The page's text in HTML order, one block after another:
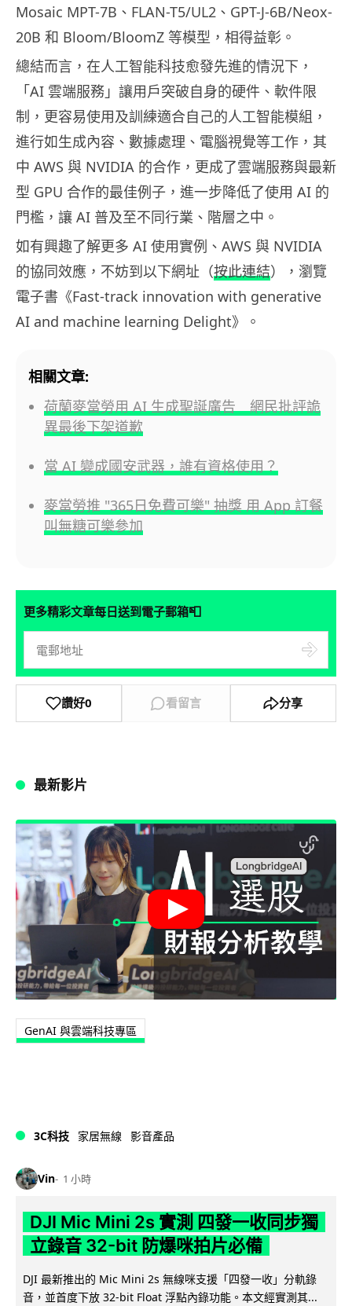
Mosaic MPT-7B、FLAN-T5/UL2、GPT-J-6B/Neox-
20B 和 Bloom/BloomZ 等模型，相得益彰。
總結而言，在人工智能科技愈發先進的情況下，
「AI 雲端服務」讓用戶突破自身的硬件、軟件限
制，更容易使用及訓練適合自己的人工智能模組，
進行如生成內容、數據處理、電腦視覺等工作，其
中 AWS 與 NVIDIA 的合作，更成了雲端服務與最新
型 GPU 合作的最佳例子，進一步降低了使用 AI 的
門檻，讓 AI 普及至不同行業、階層之中。
如有興趣了解更多 AI 使用實例、AWS 與 NVIDIA
的協同效應，不妨到以下網址（按此連結），瀏覽
電子書《Fast-track innovation with generative
AI and machine learning Delight》。
相關文章:
荷蘭麥當勞用 AI 生成聖誕廣告 網民批評詭
異最後下架道歉
當 AI 變成國安武器，誰有資格使用？
麥當勞推 "365日免費可樂" 抽獎 用 App 訂餐
叫無糖可樂參加
更多精彩文章每日送到電子郵箱📮
讚好0 看留言 分享
最新影片
GenAI 與雲端科技專區
3C科技 家居無線 影音產品
Vin 1 小時
DJI Mic Mini 2s 實測 四發一收同步獨
立錄音 32-bit 防爆咪拍片必備
DJI 最新推出的 Mic Mini 2s 無線咪支援「四發一收」分軌錄
音，並首度下放 32-bit Float 浮點內錄功能。本文經實測其...